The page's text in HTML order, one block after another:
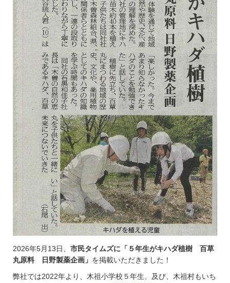
2026年5月13日、 市民タイムズに「５年生がキハダ植樹 百草
丸原料 日野製薬企画」 を掲載いただきました！
弊社では2022年より、木祖小学校５年生、及び、木祖村もいち